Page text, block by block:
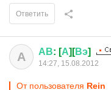
Ответить
А АВ: [А][Вэ]
14:27, 15.08.2012
От пользователя Rеin